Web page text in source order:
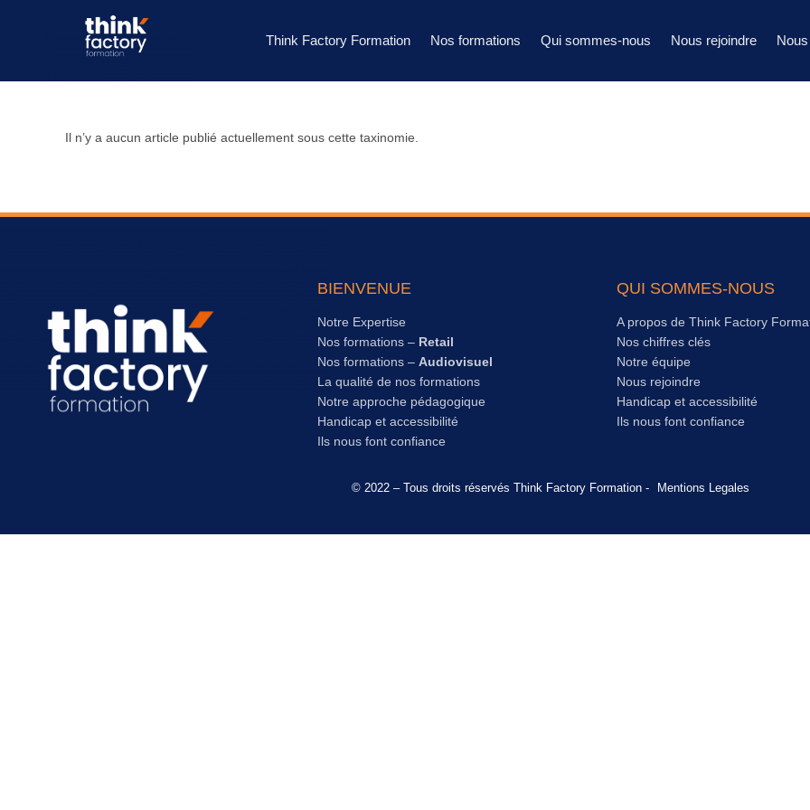
Think Factory Formation Nos formations Qui sommes-nous Nous rejoindre
Il n’y a aucun article publié actuellement sous cette taxinomie.
BIENVENUE
Notre Expertise
Nos formations – Retail
Nos formations – Audiovisuel
La qualité de nos formations
Notre approche pédagogique
Handicap et accessibilité
Ils nous font confiance
QUI SOMMES-NOUS
A propos de Think Factory
Nos chiffres clés
Notre équipe
Nous rejoindre
Handicap et accessibilité
Ils nous font confiance
© 2022 – Tous droits réservés Think Factory Formation - Mentions Legales